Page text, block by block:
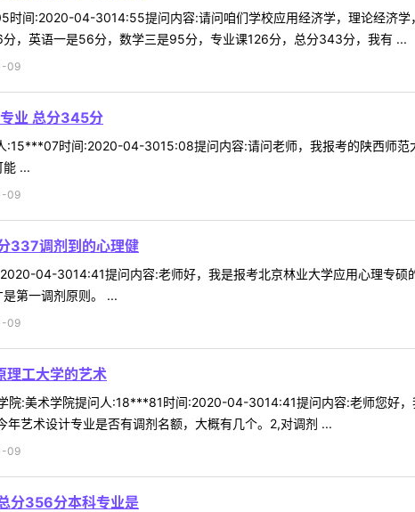
间:2020-04-3014:55提问内容:请问咱们学校应用经济学，理论经济学
，英语一是56分，数学三是95分，专业课126分，总分343分，我有 ...
09
业 总分345分
:15***07时间:2020-04-3015:08提问内容:请问老师，我报考的陕西师
能 ...
09
337调剂到的心理健
04-3014:41提问内容:老师好，我是报考北京林业大学应用心理专硕
第一调剂原则。 ...
09
理工大学的艺术
院:美术学院提问人:18***81时间:2020-04-3014:41提问内容:老师您好
艺术设计专业是否有调剂名额，大概有几个。2,对调剂 ...
09
分356分本科专业是